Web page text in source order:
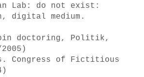
Lab: do not exist:
digital medium.
doctoring, Politik,
Congress of Fictitious